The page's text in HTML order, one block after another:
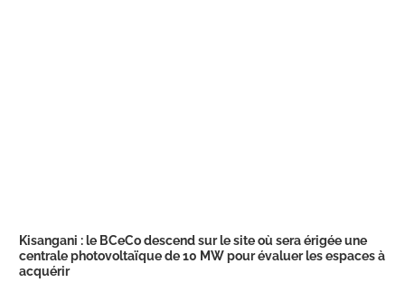
Kisangani : le BCeCo descend sur le site où sera érigée une
centrale photovoltaïque de 10 MW pour évaluer les espaces à
acquérir